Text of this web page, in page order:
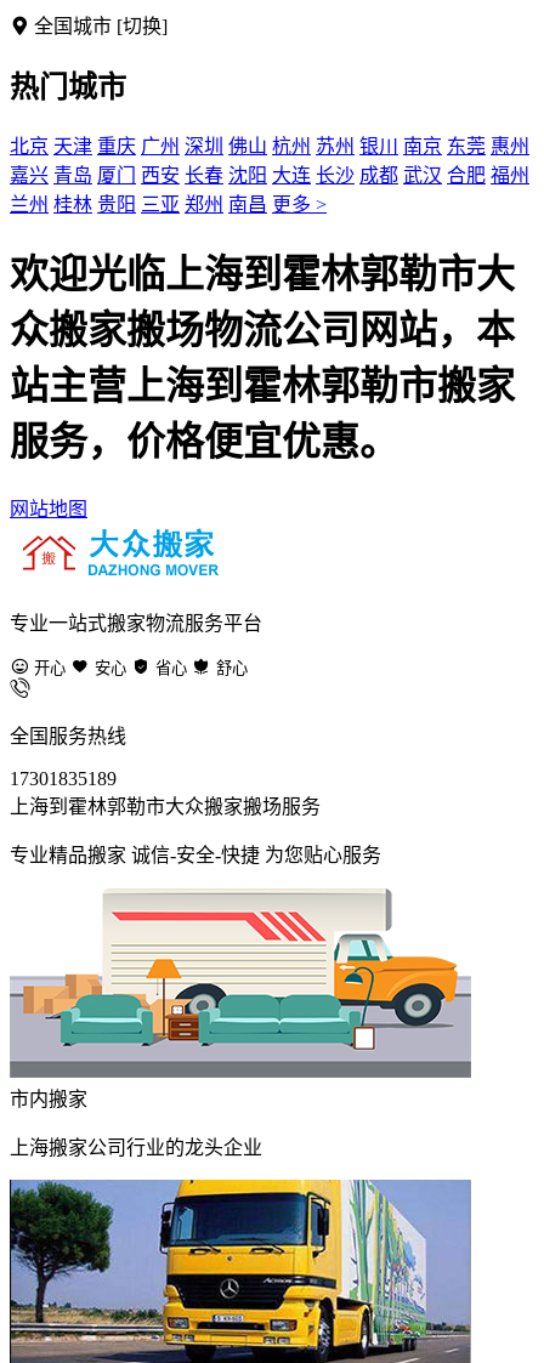
全国城市 [切换]
热门城市
北京 天津 重庆 广州 深圳 佛山 杭州 苏州 银川 南京 东莞 惠州
嘉兴 青岛 厦门 西安 长春 沈阳 大连 长沙 成都 武汉 合肥 福州
兰州 桂林 贵阳 三亚 郑州 南昌 更多 >
欢迎光临上海到霍林郭勒市大
众搬家搬场物流公司网站，本
站主营上海到霍林郭勒市搬家
服务，价格便宜优惠。
网站地图
专业一站式搬家物流服务平台
开心 安心 省心 舒心
全国服务热线
17301835189
上海到霍林郭勒市大众搬家搬场服务
专业精品搬家 诚信-安全-快捷 为您贴心服务
市内搬家
上海搬家公司行业的龙头企业